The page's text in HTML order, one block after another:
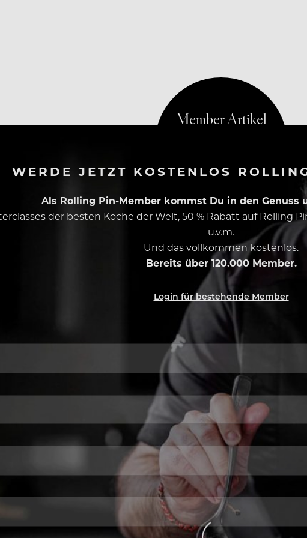
WERDE JETZT KOSTENLOS
Als Rolling Pin-Member kommst Du in den Genuss
der besten Köche der Welt, 50 % Rabatt auf
u.v.m.
Und das vollkommen kostenlos.
Bereits über 120.000 Member.
Login für bestehende Member